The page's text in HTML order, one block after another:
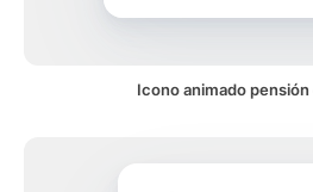
Icono animado